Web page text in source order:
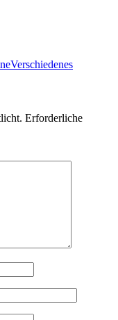
Verschiedenes
Erforderliche